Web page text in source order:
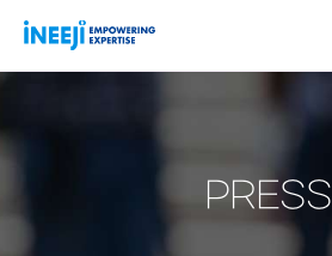
PRESS